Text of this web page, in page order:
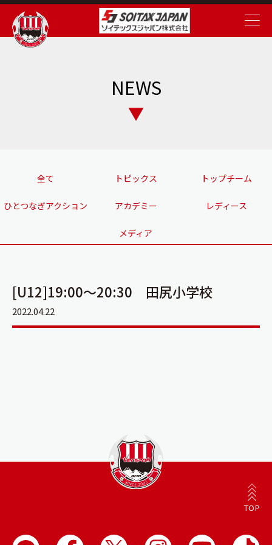
NEWS
全て トピックス トップチーム
ひとつなぎアクション アカデミー レディース
メディア
[U12]19:00～20:30 田尻小学校
2022.04.22
TOP